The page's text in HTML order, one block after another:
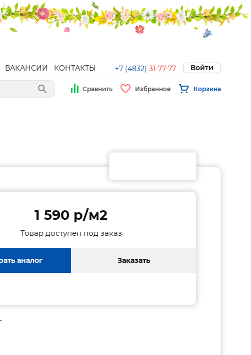
ВАКАНСИИ КОНТАКТЫ +7 (4832) 31-77-77 Войти
Сравнить Избранное Корзина
1 590 p/м2
Товар доступен под заказ
аналог Заказать